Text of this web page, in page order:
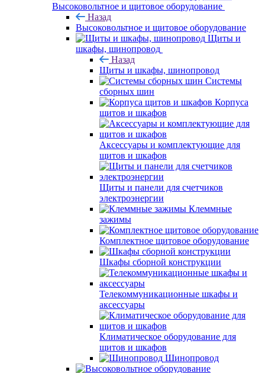
Высоковольтное и щитовое оборудование
Назад
Высоковольтное и щитовое оборудование
Щиты и
шкафы, шинопровод
Назад
Щиты и шкафы, шинопровод
Системы
сборных шин
Корпуса
щитов и шкафов
Аксессуары и комплектующие для
щитов и шкафов
Щиты и панели для счетчиков
электроэнергии
Клеммные
зажимы
Комплектное щитовое оборудование
Шкафы сборной конструкции
Телекоммуникационные шкафы и
аксессуары
Климатическое оборудование для
щитов и шкафов
Шинопровод